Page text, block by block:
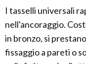
I tasselli universali
nell'ancoraggio.
in bronzo, si
fissaggio a pareti o